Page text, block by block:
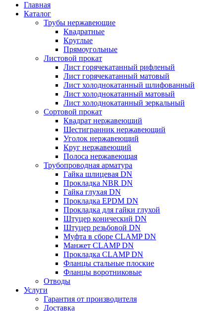
Главная
Каталог
Трубы нержавеющие
Квадратные
Круглые
Прямоугольные
Листовой прокат
Лист горячекатанный рифленый
Лист горячекатанный матовый
Лист холоднокатанный шлифованный
Лист холоднокатанный матовый
Лист холоднокатанный зеркальный
Сортовой прокат
Квадрат нержавеющий
Шестигранник нержавеющий
Уголок нержавеющий
Круг нержавеющий
Полоса нержавеющая
Трубопроводная арматура
Гайка шлицевая DN
Прокладка NBR DN
Гайка глухая DN
Прокладка EPDM DN
Прокладка для гайки глухой
Штуцер конический DN
Штуцер резьбовой DN
Муфта в сборе CLAMP DN
Манжет CLAMP DN
Прокладка CLAMP DN
Фланцы стальные плоские
Фланцы воротниковые
Отводы
Услуги
Гарантия от производителя
Доставка